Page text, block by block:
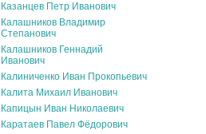
Казанцев Петр Иванович
Калашников Владимир
Степанович
Калашников Геннадий
Иванович
Калиниченко Иван Прокопьевич
Калита Михаил Иванович
Капицын Иван Николаевич
Каратаев Павел Фёдорович